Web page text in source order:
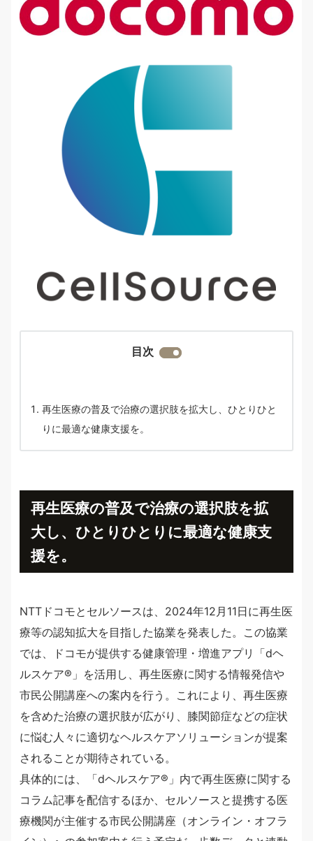
目次
再生医療の普及で治療の選択肢を拡大し、ひとりひと
りに最適な健康支援を。
再生医療の普及で治療の選択肢を拡
大し、ひとりひとりに最適な健康支
援を。
NTTドコモとセルソースは、2024年12月11日に再生医
療等の認知拡大を目指した協業を発表した。この協業
では、ドコモが提供する健康管理・増進アプリ「dヘ
ルスケア®」を活用し、再生医療に関する情報発信や
市民公開講座への案内を行う。これにより、再生医療
を含めた治療の選択肢が広がり、膝関節症などの症状
に悩む人々に適切なヘルスケアソリューションが提案
されることが期待されている。
具体的には、「dヘルスケア®」内で再生医療に関する
コラム記事を配信するほか、セルソースと提携する医
療機関が主催する市民公開講座（オンライン・オフラ